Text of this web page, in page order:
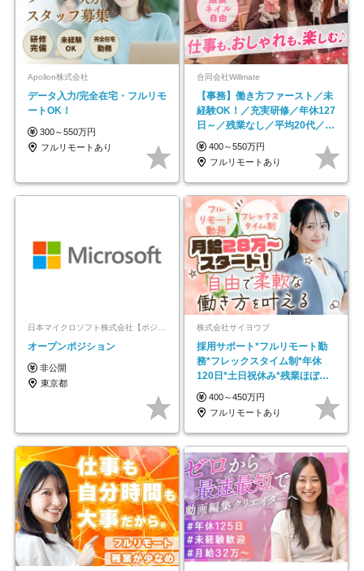
Apollon株式会社
データ入力/完全在宅・フルリモ
ートOK！
300～550万円
フルリモートあり
合同会社Willmate
【事務】働き方ファースト／未
経験OK！／充実研修／年休127
日～／残業なし／平均20代／リ
モートOK
400～550万円
フルリモートあり
日本マイクロソフト株式会社【ポジションマッチ登録】
オープンポジション
非公開
東京都
株式会社サイヨウブ
採用サポート*フルリモート勤
務*フレックスタイム制*年休
120日*土日祝休み*残業ほぼな
し*育児中社員8割以上
400～450万円
フルリモートあり